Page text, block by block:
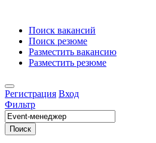
Поиск вакансий
Поиск резюме
Разместить вакансию
Разместить резюме
Регистрация Вход
Фильтр
Поиск